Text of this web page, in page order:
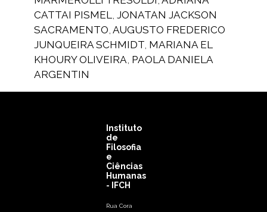
CATTAI PISMEL
JONATAN JACKSON
SACRAMENTO AUGUSTO FREDERICO
JUNQUEIRA SCHMIDT, MARIANA EL
KHOURY OLIVEIRA PAOLA DANIELA
ARGENTIN
Instituto
de
Filosofia
e
Ciências
Humanas
- IFCH
Rua Cora